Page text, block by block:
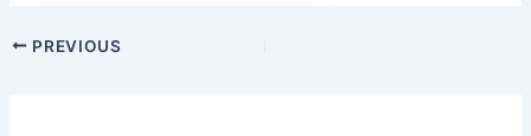
PREVIOUS